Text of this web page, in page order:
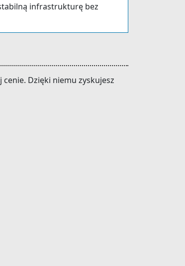
infrastrukturę bez
Dzięki niemu zyskujesz